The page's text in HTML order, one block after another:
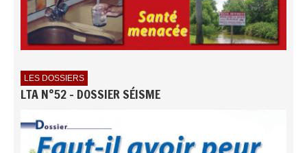
LES DOSSIERS
LTA N°52 - DOSSIER SÉISME